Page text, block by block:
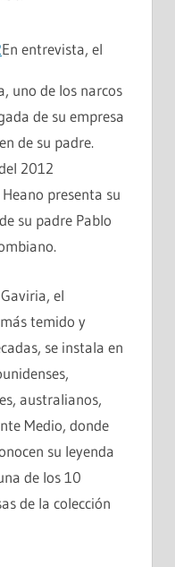
En entrevista, el
uno de los narcos
de su empresa
de su padre.
2012
presenta su
su padre Pablo
el
temido y
se instala en
australianos,
Medio, donde
su leyenda
de los 10
de la colección